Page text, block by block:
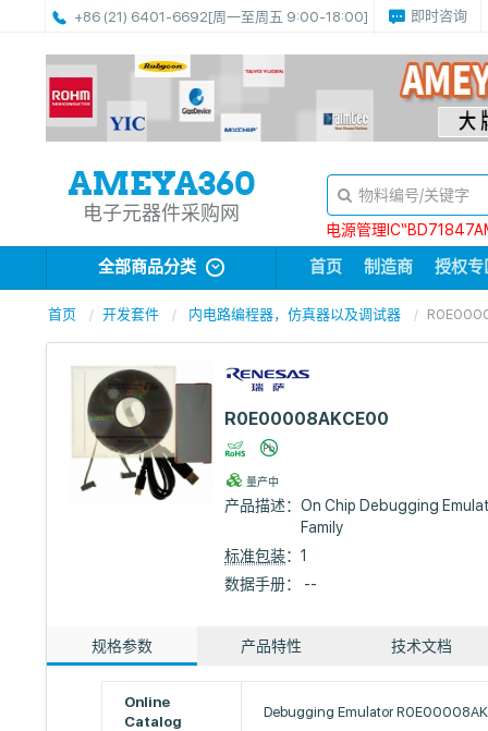
+86 (21) 6401-6692[周一至周五 9:00-18:00] 即时咨询
电子元器件采购网
电源管理
全部商品分类 首页 制造商 授权专
首页 开发套件 内电路编程器，仿真器以及调试器
R0E00008AKCE00
量产中
产品描述：On Chip Debugging
Family
标准包装：1
数据手册： --
规格参数 产品特性 技术文档
Online
Catalog
Debugging Emulator